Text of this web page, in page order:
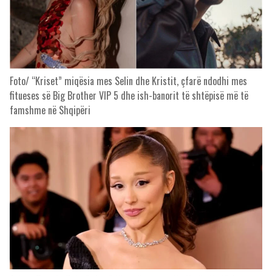
Foto/ “Kriset” miqësia mes Selin dhe Kristit, çfarë ndodhi mes
fitueses së Big Brother VIP 5 dhe ish-banorit të shtëpisë më të
famshme në Shqipëri